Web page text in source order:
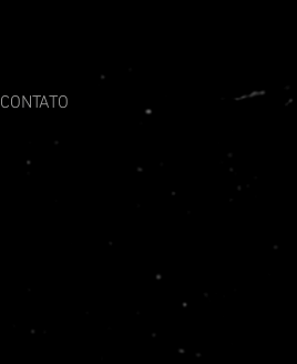
CONTATO